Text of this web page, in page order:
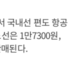
국내선 편도 항공
은 1만7300원,
된다.